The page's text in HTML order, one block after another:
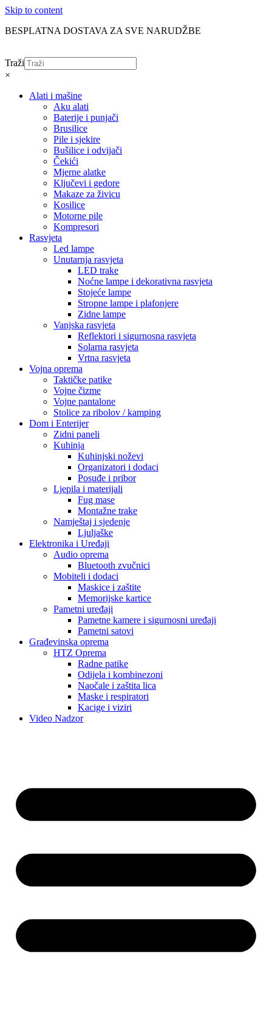
Skip to content
BESPLATNA DOSTAVA ZA SVE NARUDŽBE
Traži
×
Alati i mašine
Aku alati
Baterije i punjači
Brusilice
Pile i sjekire
Bušilice i odvijači
Čekići
Mjerne alatke
Ključevi i gedore
Makaze za živicu
Kosilice
Motorne pile
Kompresori
Rasvjeta
Led lampe
Unutarnja rasvjeta
LED trake
Noćne lampe i dekorativna rasvjeta
Stojeće lampe
Stropne lampe i plafonjere
Zidne lampe
Vanjska rasvjeta
Reflektori i sigurnosna rasvjeta
Solarna rasvjeta
Vrtna rasvjeta
Vojna oprema
Taktičke patike
Vojne čizme
Vojne pantalone
Stolice za ribolov / kamping
Dom i Enterijer
Zidni paneli
Kuhinja
Kuhinjski noževi
Organizatori i dodaci
Posuđe i pribor
Ljepila i materijali
Fug mase
Montažne trake
Namještaj i sjedenje
Ljuljaške
Elektronika i Uređaji
Audio oprema
Bluetooth zvučnici
Mobiteli i dodaci
Maskice i zaštite
Memorijske kartice
Pametni uređaji
Pametne kamere i sigurnosni uređaji
Pametni satovi
Građevinska oprema
HTZ Oprema
Radne patike
Odijela i kombinezoni
Naočale i zaštita lica
Maske i respiratori
Kacige i viziri
Video Nadzor